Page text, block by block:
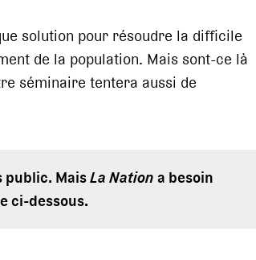
solution pour résoudre la difficile
de la population. Mais sont-ce là
séminaire tentera aussi de
public. MaisLa Nationa besoin
ci-dessous.